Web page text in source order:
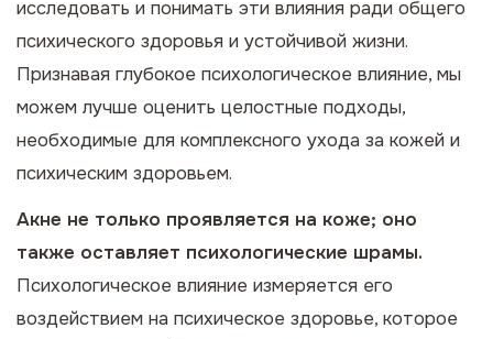
исследовать и понимать эти влияния ради общего
психического здоровья и устойчивой жизни.
Признавая глубокое психологическое влияние, мы
можем лучше оценить целостные подходы,
необходимые для комплексного ухода за кожей и
психическим здоровьем.
Акне не только проявляется на коже; оно
также оставляет психологические шрамы.
Психологическое влияние измеряется его
воздействием на психическое здоровье, которое